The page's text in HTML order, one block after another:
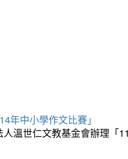
年中小學作文比賽」
溫世仁文教基金會辦理「